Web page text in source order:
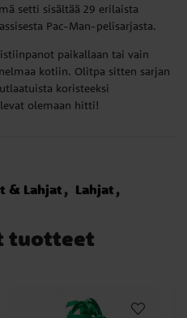
setti sisältää 29 erilaista
Pac-Man-pelisarjasta.
paikallaan tai vain
kotiin. Olitpa sitten sarjan
koristeeksi
olemaan hitti!
& Lahjat
Lahjat
tuotteet